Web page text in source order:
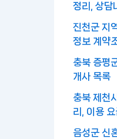
정리, 상담
진천군 지
정보 계약
충북 증평
개사 목록
충북 제천
리, 이용 요
음성군 신